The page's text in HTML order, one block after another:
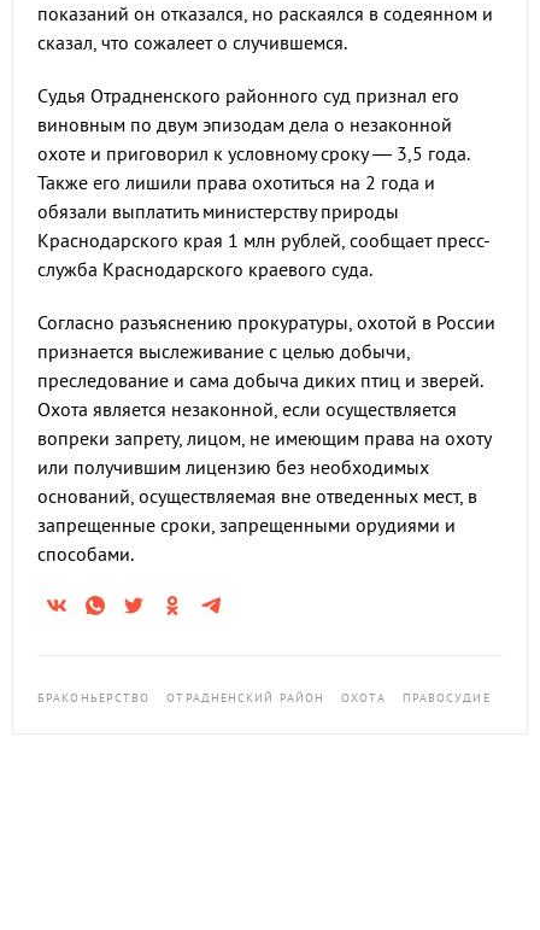
показаний он отказался, но раскаялся в содеянном и
сказал, что сожалеет о случившемся.
Судья Отрадненского районного суд признал его
виновным по двум эпизодам дела о незаконной
охоте и приговорил к условному сроку — 3,5 года.
Также его лишили права охотиться на 2 года и
обязали выплатить министерству природы
Краснодарского края 1 млн рублей, сообщает пресс-
служба Краснодарского краевого суда.
Согласно разъяснению прокуратуры, охотой в России
признается выслеживание с целью добычи,
преследование и сама добыча диких птиц и зверей.
Охота является незаконной, если осуществляется
вопреки запрету, лицом, не имеющим права на охоту
или получившим лицензию без необходимых
оснований, осуществляемая вне отведенных мест, в
запрещенные сроки, запрещенными орудиями и
способами.
БРАКОНЬЕРСТВО ОТРАДНЕНСКИЙ РАЙОН ОХОТА ПРАВОСУДИЕ